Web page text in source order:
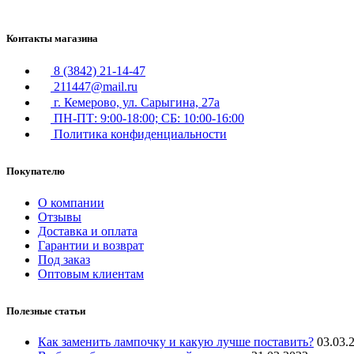
Контакты магазина
8 (3842) 21-14-47
211447@mail.ru
г. Кемерово, ул. Сарыгина, 27а
ПН-ПТ: 9:00-18:00; СБ: 10:00-16:00
Политика конфиденциальности
Покупателю
О компании
Отзывы
Доставка и оплата
Гарантии и возврат
Под заказ
Оптовым клиентам
Полезные статьи
Как заменить лампочку и какую лучше поставить?